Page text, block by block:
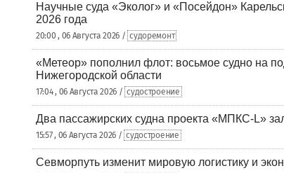
Научные суда «Эколог» и «Посейдон»
2026 года
20:00 , 06 Августа 2026 / судоремонт
«Метеор» пополнил флот: восьмое судно на
Нижегородской области
17:04 , 06 Августа 2026 / судостроение
Два пассажирских судна проекта «МПКС-L»
15:57 , 06 Августа 2026 / судостроение
Севморпуть изменит мировую логистику и